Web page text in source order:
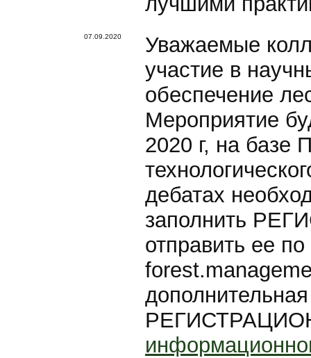
07.09.2020
Уважаемые
участие в
обеспечение
Мероприятие
2020 г, на базе
дебатах
заполнить
отправить ее